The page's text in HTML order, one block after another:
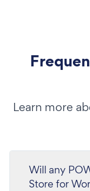
Learn more
Will any
Store for